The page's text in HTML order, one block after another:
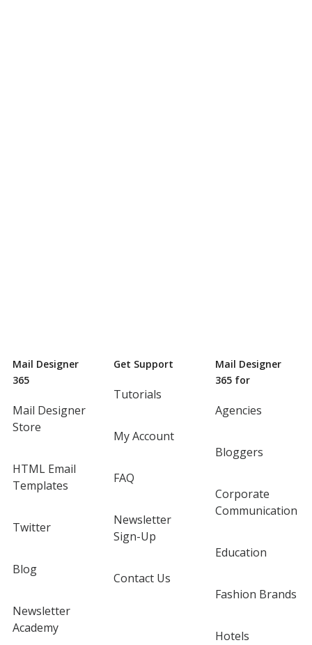
Mail Designer
365
Mail Designer
Store
HTML Email
Templates
Twitter
Blog
Newsletter
Academy
Get Support
Tutorials
My Account
FAQ
Newsletter
Sign-Up
Contact Us
Mail Designer
365 for
Agencies
Bloggers
Corporate
Communication
Education
Fashion Brands
Hotels